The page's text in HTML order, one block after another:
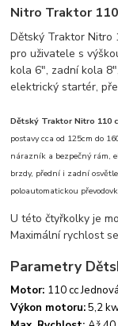
Nitro Traktor
Dětský Traktor Nitro
pro uživatele s
kola 6", zadní kola
elektrický startér,
Dětský Traktor Nitro 110
postavy cca od 125cm do
nárazník a bezpečný rám,
brzdy, přední i zadní
poloautomatickou
U této čtyřkolky je
Maximální rychlost
Parametry
Motor: 110 cc
Výkon motoru:5,2